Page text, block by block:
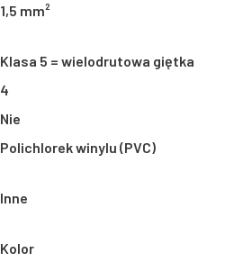
1,5 mm²
Klasa 5 = wielodrutowa giętka
4
Nie
Polichlorek winylu (PVC)
Inne
Kolor